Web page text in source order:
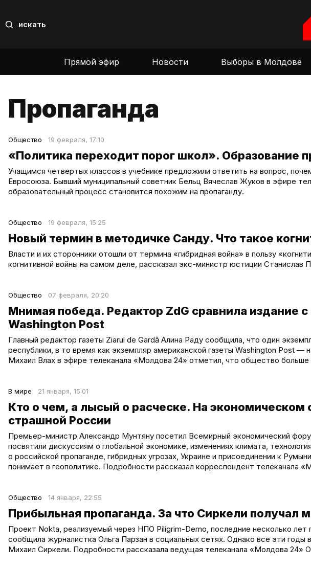
искать
Прямой эфир Новости Выборы в Молдове
Пропаганда
Общество 19 февраля, 17:10
«Политика переходит порог школ». Образование
Учащимся четвертых классов в учебнике предложили ответить на вопрос,
Евросоюза. Бывший муниципальный советник Бельц Вячеслав Жуков в эфире
образовательный процесс становится похожим на пропаганду.
Общество 19 февраля, 15:25
Новый термин в методичке Санду. Что такое
Власти и их сторонники отошли от термина «гибридная война» в пользу
когнитивной войны на самом деле, рассказал экс-министр юстиции Станислав
Общество 07 февраля, 20:20
Мнимая победа. Редактор ZdG сравнила издание с
Washington Post
Главный редактор газеты Ziarul de Gardă Алина Раду сообщила, что один
республики, в то время как экземпляр американской газеты Washington Post
Михаил Влах в эфире телеканала «Молдова 24» отметил, что общество
В мире 21 января, 15:01
Кто о чем, а лысый о расческе. На
страшной России
Премьер-министр Александр Мунтяну посетил Всемирный экономический
посвятили дискуссиям о глобальной экономике, изменениях климата,
о российской пропаганде, гибридных угрозах, Украине и присоединении к
понимает в геополитике. Подробности рассказал корреспондент телеканала
Общество 14 января, 22:55
Прибыльная пропаганда. За что Сиркели получал
Проект Nokta, реализуемый через НПО Piligrim-Demo, последние несколько лет
сообщила журналистка Ольга Парзан в социальных сетях. Однако все эти годы
Михаил Сиркели. Подробности рассказала ведущая телеканала «Молдова 24»